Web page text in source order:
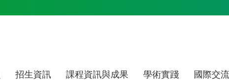
招生資訊 課程資訊與成果 學術實踐 國際交流